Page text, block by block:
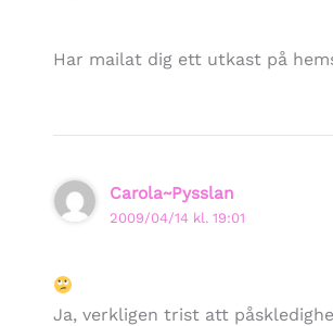
Har mailat dig ett utkast på
Carola~Pysslan
2009/04/14 kl. 19:01
Ja, verkligen trist att